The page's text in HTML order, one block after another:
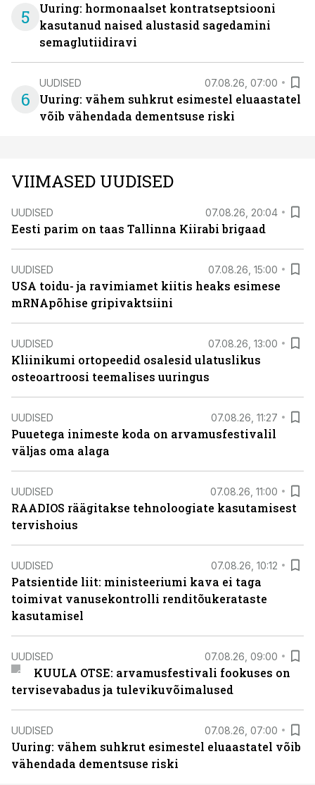
5
Uuring: hormonaalset kontratseptsiooni
kasutanud naised alustasid sagedamini
semaglutiidiravi
6
UUDISED 07.08.26, 07:00
Uuring: vähem suhkrut esimestel eluaastatel
võib vähendada dementsuse riski
VIIMASED UUDISED
UUDISED 07.08.26, 20:04
Eesti parim on taas Tallinna Kiirabi brigaad
UUDISED 07.08.26, 15:00
USA toidu- ja ravimiamet kiitis heaks esimese
mRNApõhise gripivaktsiini
UUDISED 07.08.26, 13:00
Kliinikumi ortopeedid osalesid ulatuslikus
osteoartroosi teemalises uuringus
UUDISED 07.08.26, 11:27
Puuetega inimeste koda on arvamusfestivalil
väljas oma alaga
UUDISED 07.08.26, 11:00
RAADIOS räägitakse tehnoloogiate kasutamisest
tervishoius
UUDISED 07.08.26, 10:12
Patsientide liit: ministeeriumi kava ei taga
toimivat vanusekontrolli renditõukerataste
kasutamisel
UUDISED 07.08.26, 09:00
KUULA OTSE: arvamusfestivali fookuses on
tervisevabadus ja tulevikuvõimalused
UUDISED 07.08.26, 07:00
Uuring: vähem suhkrut esimestel eluaastatel võib
vähendada dementsuse riski